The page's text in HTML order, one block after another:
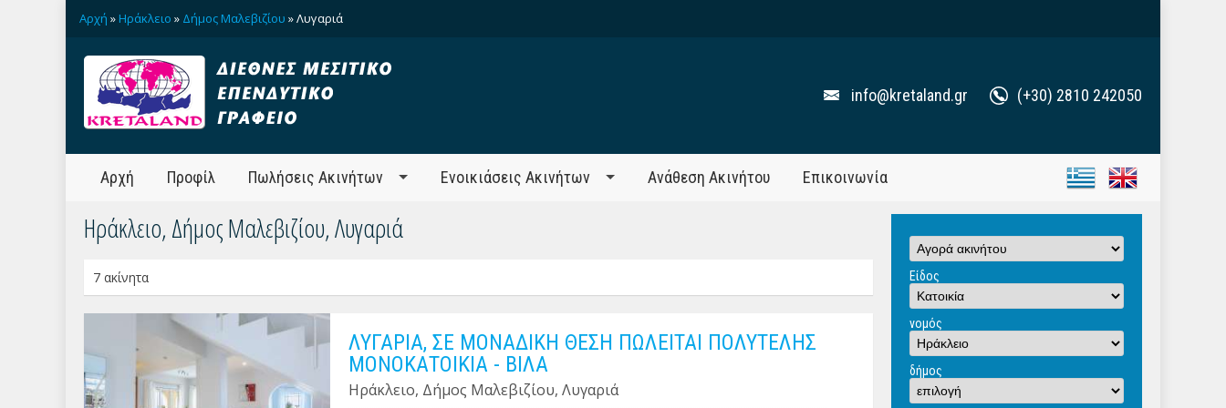
Αρχή »Ηράκλειο » Δήμος Μαλεβιζίου » Λυγαριά
info@kretaland.gr (+30) 2810 242050
Αρχή Προφίλ Πωλήσεις Ακινήτων Ενοικιάσεις Ακινήτων Ανάθεση Ακινήτου Επικοινωνία
Ηράκλειο, Δήμος Μαλεβιζίου, Λυγαριά
7 ακίνητα
ΛΥΓΑΡΙΑ, ΣΕ ΜΟΝΑΔΙΚΗ ΘΕΣΗ ΠΩΛΕΙΤΑΙ ΠΟΛΥΤΕΛΗΣ
ΜΟΝΟΚΑΤΟΙΚΙΑ - ΒΙΛΑ
Ηράκλειο, Δήμος Μαλεβιζίου, Λυγαριά
Είδος
νομός
δήμος